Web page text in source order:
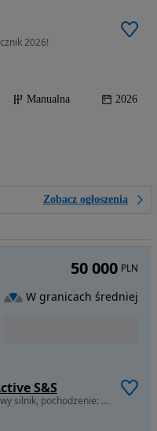
2026!
Manualna 2026
Zobacz ogłoszenia
S&S
1199 cm3 • 130 KM • drugi właściciel, nowy silnik, pochodzenie: Polska
50 000 PLN
W granicach średniej